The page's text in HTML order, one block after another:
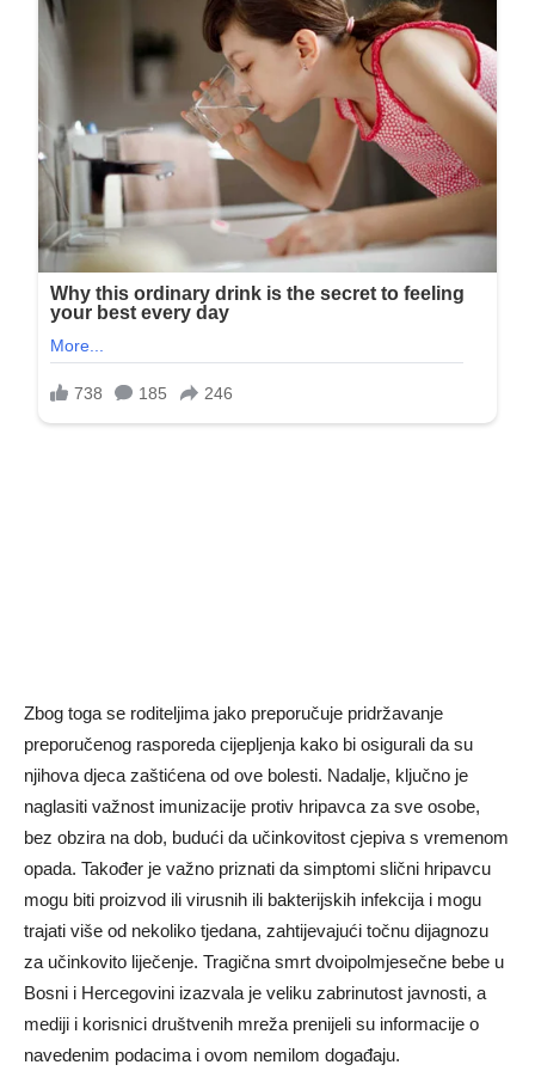
Zbog toga se roditeljima jako preporučuje pridržavanje
preporučenog rasporeda cijepljenja kako bi osigurali da su
njihova djeca zaštićena od ove bolesti. Nadalje, ključno je
naglasiti važnost imunizacije protiv hripavca za sve osobe,
bez obzira na dob, budući da učinkovitost cjepiva s vremenom
opada. Također je važno priznati da simptomi slični hripavcu
mogu biti proizvod ili virusnih ili bakterijskih infekcija i mogu
trajati više od nekoliko tjedana, zahtijevajući točnu dijagnozu
za učinkovito liječenje. Tragična smrt dvoipolmjesečne bebe u
Bosni i Hercegovini izazvala je veliku zabrinutost javnosti, a
mediji i korisnici društvenih mreža prenijeli su informacije o
navedenim podacima i ovom nemilom događaju.